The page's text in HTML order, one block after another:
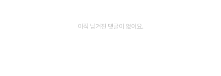
아직 남겨진 댓글이 없어요.